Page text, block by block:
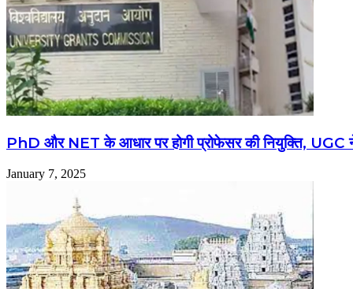
PhD और NET के आधार पर होगी प्रोफेसर की नियुक्ति, UGC
January 7, 2025